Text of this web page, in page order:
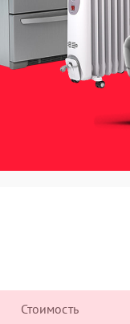
Стоимость